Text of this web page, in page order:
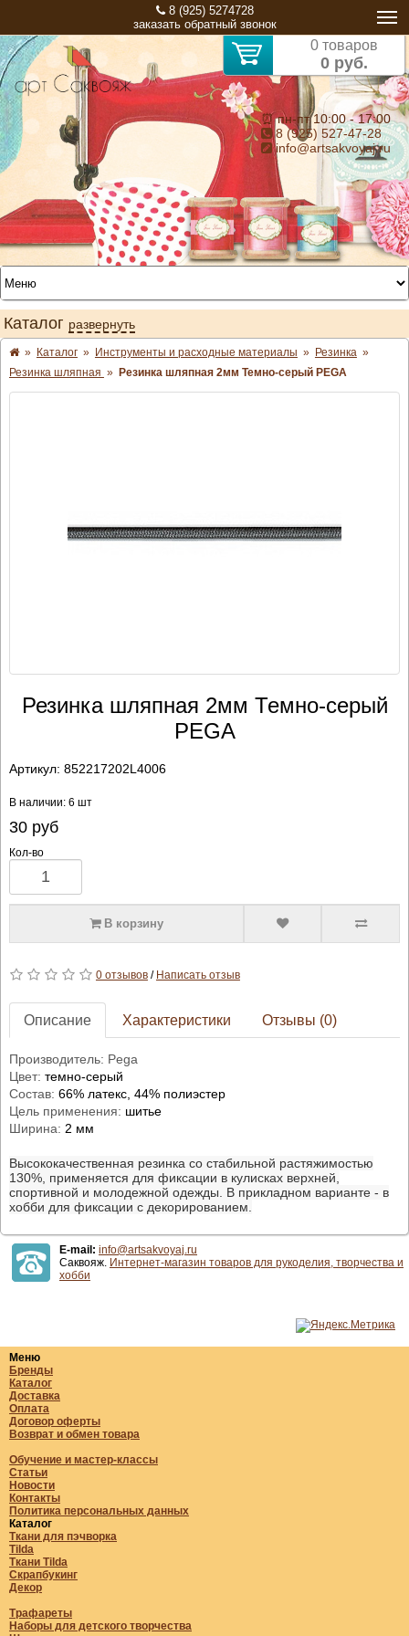
8 (925) 5274728
заказать обратный звонок
0 товаров
0 руб.
⏰ пн-пт 10:00 - 17:00
8 (925) 527-47-28
info@artsakvoyaj.ru
Каталог развернуть
» Каталог » Инструменты и расходные материалы » Резинка »
Резинка шляпная » Резинка шляпная 2мм Темно-серый PEGA
Резинка шляпная 2мм Темно-серый
PEGA
Артикул: 852217202L4006
В наличии: 6 шт
30руб
Кол-во
В корзину
0 отзывов/ Написать отзыв
Описание Характеристики Отзывы (0)
Производитель: Pega
Цвет: темно-серый
Состав: 66% латекс, 44% полиэстер
Цель применения: шитье
Ширина: 2 мм
Высококачественная резинка со стабильной растяжимостью
130%, применяется для фиксации в кулисках верхней,
спортивной и молодежной одежды. В прикладном варианте - в
хобби для фиксации с декорированием.
E-mail: info@artsakvoyaj.ru
Саквояж. Интернет-магазин товаров для рукоделия, творчества и
хобби
Меню
Бренды
Каталог
Доставка
Оплата
Договор оферты
Возврат и обмен товара
Обучение и мастер-классы
Статьи
Новости
Контакты
Политика персональных данных
Каталог
Ткани для пэчворка
Tilda
Ткани Tilda
Скрапбукинг
Декор
Трафареты
Наборы для детского творчества